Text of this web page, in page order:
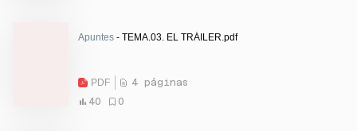
Apuntes - TEMA.03. EL TRÁILER.pdf
PDF
4 páginas
40
0